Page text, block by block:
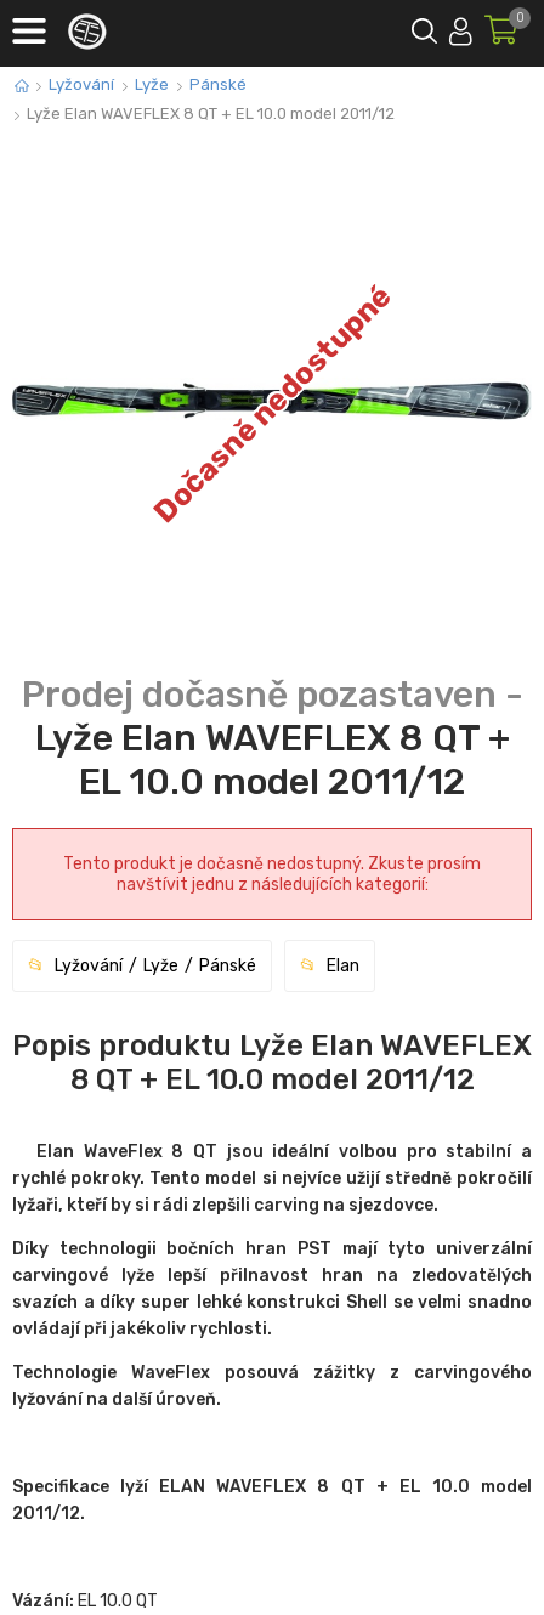
0
Lyžování Lyže
Pánské
Lyže Elan WAVEFLEX 8 QT + EL 10.0 model 2011/12
Dočasně nedostupné
Lyže Elan WAVEFLEX 8 QT +
EL 10.0 model 2011/12
Tento produkt je dočasně nedostupný. Zkuste prosím
navštívit jednu z následujících kategorií:
Lyžování Lyže Pánské Elan
Popis produktu Lyže Elan WAVEFLEX
8 QT + EL 10.0 model 2011/12
Elan WaveFlex 8 QT jsou ideální volbou pro stabilní a
rychlé pokroky. Tento model si nejvíce užijí středně pokročilí
lyžaři, kteří by si rádi zlepšili carving na sjezdovce.
Díky technologii bočních hran PST mají tyto univerzální
carvingové lyže lepší přilnavost hran na zledovatělých
svazích a díky super lehké konstrukci Shell se velmi snadno
ovládají při jakékoliv rychlosti.
Technologie WaveFlex posouvá zážitky z carvingového
lyžování na další úroveň.
Specifikace lyží ELAN WAVEFLEX 8 QT + EL 10.0 model
2011/12.
Vázání: EL 10.0 QT